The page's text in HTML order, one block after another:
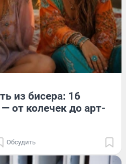
из бисера: 16
от колечек до арт-
Обсудить